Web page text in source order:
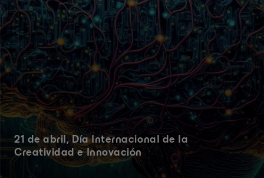
21 de abril, Día Internacional de la
Creatividad e Innovación